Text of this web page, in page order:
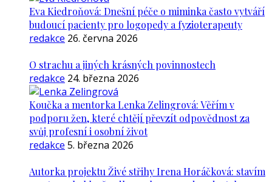
Eva Kiedroňová: Dnešní péče o miminka často vytváří
budoucí pacienty pro logopedy a fyzioterapeuty
redakce 26. června 2026
O strachu a jiných krásných povinnostech
redakce 24. března 2026
Koučka a mentorka Lenka Zelingrová: Věřím v
podporu žen, které chtějí převzít odpovědnost za
svůj profesní i osobní život
redakce 5. března 2026
Autorka projektu Živé střihy Irena Horáčková: stavím